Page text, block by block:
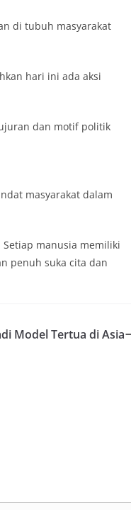
di tubuh masyarakat
hari ini ada aksi
dan motif politik
masyarakat dalam
Setiap manusia memiliki
penuh suka cita dan
Model Tertua di Asia